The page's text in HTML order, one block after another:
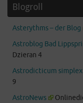
Blogroll
Asterythms – der Blog
Astroblog Bad
Dzieran 4
Astrodicticum simplex
9
AstroNews